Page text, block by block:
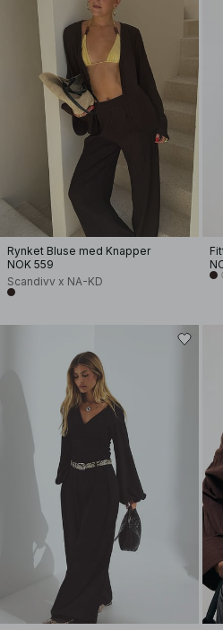
Rynket Bluse med Knapper
NOK 559
Scandivv x NA-KD